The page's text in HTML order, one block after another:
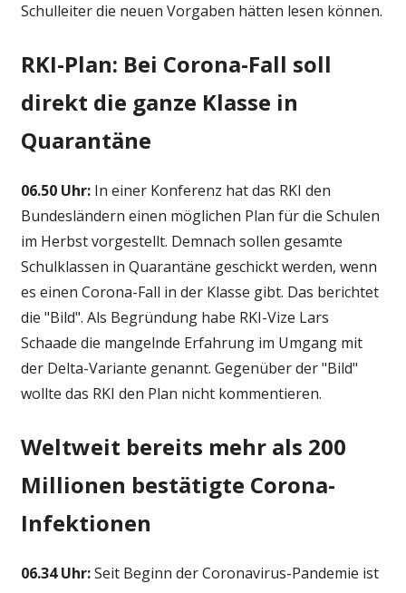
Schulleiter die neuen Vorgaben hätten lesen können.
RKI-Plan: Bei Corona-Fall soll
direkt die ganze Klasse in
Quarantäne
06.50 Uhr: In einer Konferenz hat das RKI den
Bundesländern einen möglichen Plan für die Schulen
im Herbst vorgestellt. Demnach sollen gesamte
Schulklassen in Quarantäne geschickt werden, wenn
es einen Corona-Fall in der Klasse gibt. Das berichtet
die "Bild". Als Begründung habe RKI-Vize Lars
Schaade die mangelnde Erfahrung im Umgang mit
der Delta-Variante genannt. Gegenüber der "Bild"
wollte das RKI den Plan nicht kommentieren.
Weltweit bereits mehr als 200
Millionen bestätigte Corona-
Infektionen
06.34 Uhr:Seit Beginn der Coronavirus-Pandemie ist